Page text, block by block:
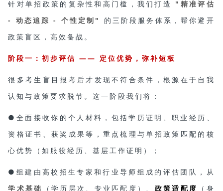
针对单招政策的复杂性和高门槛，我们打造 "精准评估
- 动态追踪 - 个性定制"
的三阶段服务体系，帮你避开
政策盲区，高效备战。
阶段一：初步评估 —— 定位优势，弥补短板
很多考生盲目报考后才发现不符合条件，根源在于自我
认知与政策要求脱节。这一阶段我们将：
●全面接收你的个人材料，包括学历证明、职业经历、
资格证书、获奖成果等，重点梳理与单招政策匹配的核
心优势（如服役经历、基层工作证明）；
●组建由高校招生专家和行业导师组成的评估团队，从
学术基础
（学历层次、专业匹配度）、 政策适配度 （身